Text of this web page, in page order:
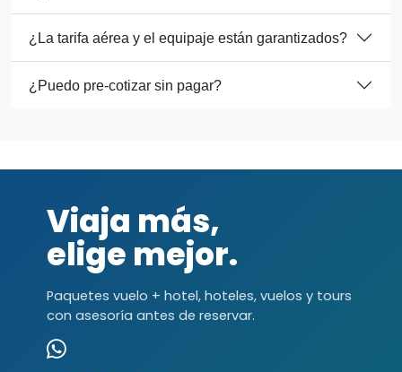
¿La tarifa aérea y el equipaje están garantizados?
¿Puedo pre-cotizar sin pagar?
Viaja más,
elige mejor.
Paquetes vuelo + hotel, hoteles, vuelos y tours
con asesoría antes de reservar.